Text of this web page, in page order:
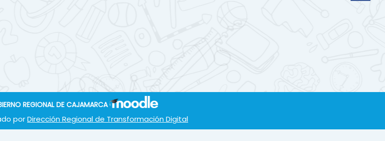
REGIONAL DE CAJAMARCA
porDirección Regional de Transformación Digital